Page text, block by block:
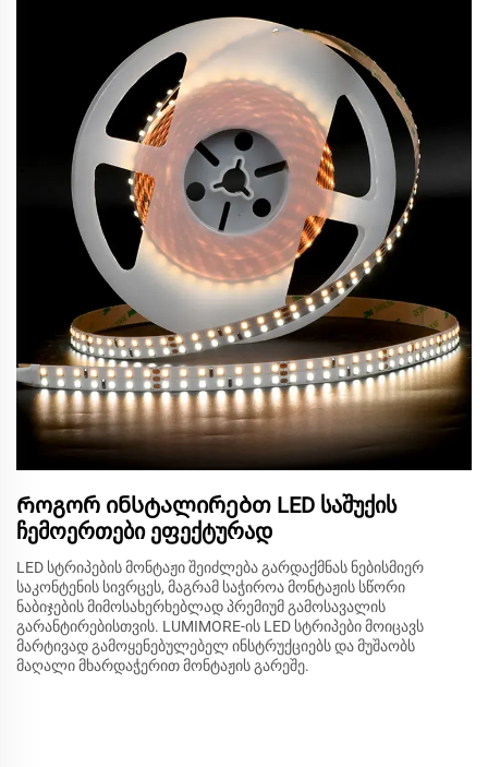
Როგორ ინსტალირებთ LED საშუქის
ჩემოერთები ეფექტურად
LED სტრიპების მონტაჟი შეიძლება გარდაქმნას ნებისმიერ
საკონტენის სივრცეს, მაგრამ საჭიროა მონტაჟის სწორი
ნაბიჯების მიმოსახერხებლად პრემიუმ გამოსავალის
გარანტირებისთვის. LUMIMORE-ის LED სტრიპები მოიცავს
მარტივად გამოყენებულებელ ინსტრუქციებს და მუშაობს
მაღალი მხარდაჭერით მონტაჟის გარეშე.